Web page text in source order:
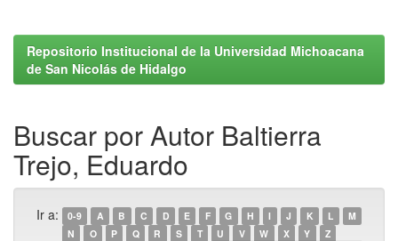
Repositorio Institucional de la Universidad Michoacana
de San Nicolás de Hidalgo
Buscar por Autor Baltierra
Trejo, Eduardo
Ir a: 0-9 A B C D E F G H I J K L
M
N
O P Q R S T U V W X Y Z